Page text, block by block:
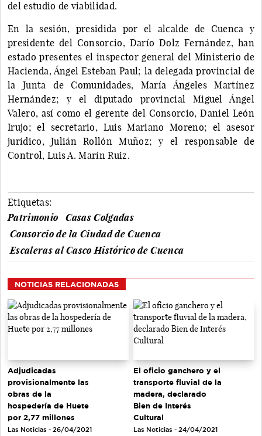
del estudio de viabilidad.
En la sesión, presidida por el alcalde de Cuenca y
presidente del Consorcio, Darío Dolz Fernández, han
estado presentes el inspector general del Ministerio de
Hacienda, Ángel Esteban Paul; la delegada provincial de
la Junta de Comunidades, María Ángeles Martínez
Hernández; y el diputado provincial Miguel Ángel
Valero, así como el gerente del Consorcio, Daniel León
Irujo; el secretario, Luis Mariano Moreno; el asesor
jurídico, Julián Rollón Muñoz; y el responsable de
Control, Luis A. Marín Ruiz.
Etiquetas:
Patrimonio
Casas Colgadas
Consorcio de la Ciudad de Cuenca
Escaleras al Casco Histórico de Cuenca
NOTICIAS RELACIONADAS
Adjudicadas
provisionalmente las
obras de la
hospedería de Huete
por 2,77 millones
Las Noticias - 26/04/2021
El oficio ganchero y el
transporte fluvial de la
madera, declarado
Bien de Interés
Cultural
Las Noticias - 24/04/2021